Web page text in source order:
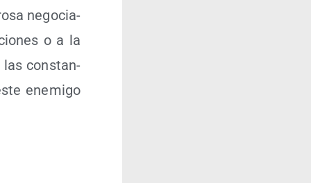
nego­cia­
o a la
las cons­tan­
enemi­go